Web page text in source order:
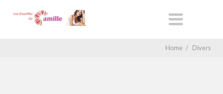
Home / Divers